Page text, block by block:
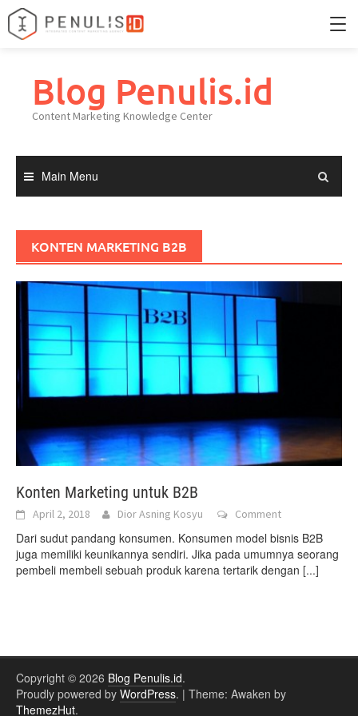
Home
Portfolio
Blog Penulis.id
Content Marketing Knowledge Center
Main Menu
KONTEN MARKETING B2B
Konten Marketing untuk B2B
April 2, 2018 Dior Asning Kosyu Comment
Dari sudut pandang konsumen. Konsumen model bisnis B2B
juga memiliki keunikannya sendiri. Jika pada umumnya seorang
pembeli membeli sebuah produk karena tertarik dengan [...]
Copyright © 2026 Blog Penulis.id.
Proudly powered by WordPress. | Theme: Awaken by
ThemezHut.